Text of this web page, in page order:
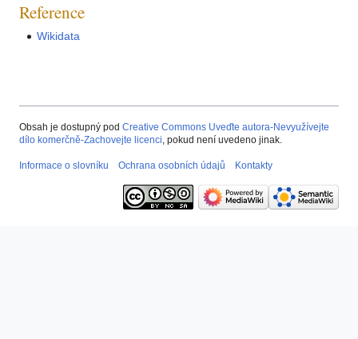
Reference
Wikidata
Obsah je dostupný pod Creative Commons Uveďte autora-Nevyužívejte
dílo komerčně-Zachovejte licenci, pokud není uvedeno jinak.
Informace o slovníku Ochrana osobních údajů Kontakty